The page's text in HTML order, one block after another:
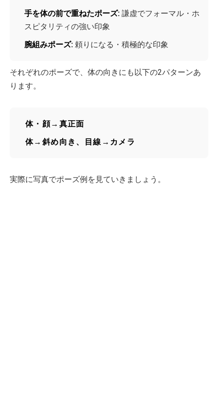
手を体の前で重ねたポーズ: 謙虚でフォーマル・ホ
スピタリティの強い印象
腕組みポーズ: 頼りになる・積極的な印象
それぞれのポーズで、体の向きにも以下の2パターンあ
ります。
体・顔→真正面
体→斜め向き、目線→カメラ
実際に写真でポーズ例を見ていきましょう。